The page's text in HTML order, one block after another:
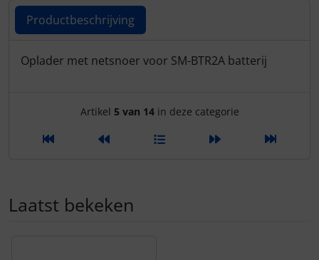
Productbeschrijving
Productbeschrijving
Oplader met netsnoer voor SM-BTR2A batterij
Artikelnavigatie binnen deze
Artikel 5 van 14in deze categorie
Laatst bekeken
Fulcrum
Gravaa
Hutchinson
JEDI Sports